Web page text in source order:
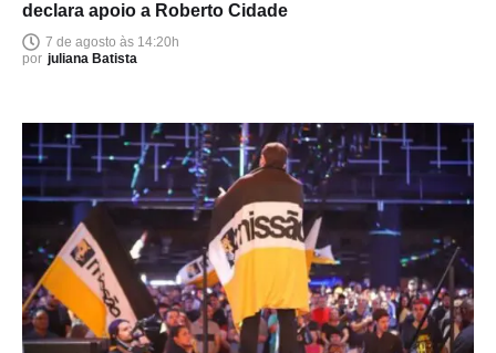
declara apoio a Roberto Cidade
7 de agosto às 14:20h
por juliana Batista